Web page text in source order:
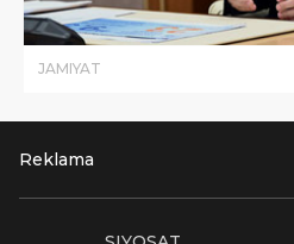
JAMIYAT
Reklama